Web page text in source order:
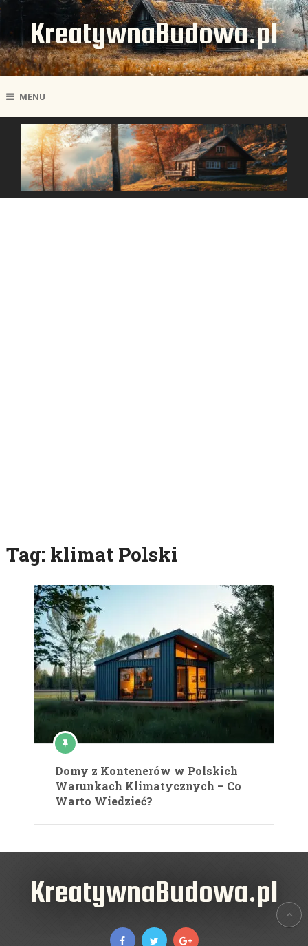
KreatywnaBudowa.pl
MENU
Tag: klimat Polski
Domy z Kontenerów w Polskich
Warunkach Klimatycznych – Co
Warto Wiedzieć?
KreatywnaBudowa.pl